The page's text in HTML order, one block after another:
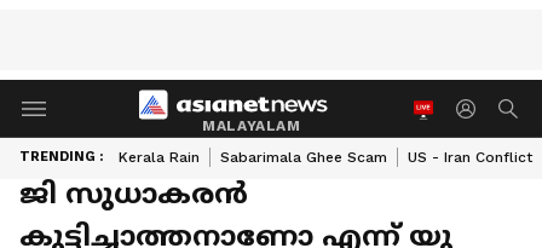
MALAYALAM
TRENDING : Kerala Rain Sabarimala Ghee Scam US - Iran Conflict
ജി സുധാകരൻ
കുട്ടിച്ചാത്തനാണോ എന്ന് യു